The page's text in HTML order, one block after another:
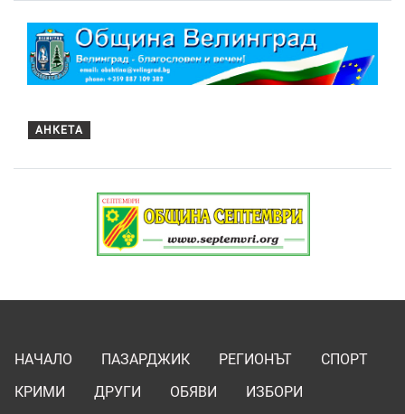
АНКЕТА
НАЧАЛО ПАЗАРДЖИК РЕГИОНЪТ
СПОРТ
КРИМИ
ДРУГИ ОБЯВИ
ИЗБОРИ